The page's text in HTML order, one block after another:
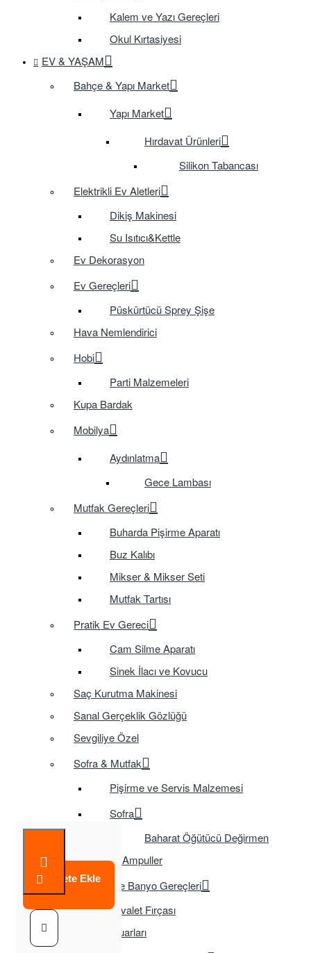
Kalem ve Yazı Gereçleri
Okul Kırtasiyesi
EV & YAŞAM
Bahçe & Yapı Market
Yapı Market
Hırdavat Ürünleri
Silikon Tabancası
Elektrikli Ev Aletleri
Dikiş Makinesi
Su Isıtıcı&Kettle
Ev Dekorasyon
Ev Gereçleri
Püskürtücü Sprey Şişe
Hava Nemlendirici
Hobi
Parti Malzemeleri
Kupa Bardak
Mobilya
Aydınlatma
Gece Lambası
Mutfak Gereçleri
Buharda Pişirme Aparatı
Buz Kalıbı
Mikser & Mikser Seti
Mutfak Tartısı
Pratik Ev Gereci
Cam Silme Aparatı
Sinek İlacı ve Kovucu
Saç Kurutma Makinesi
Sanal Gerçeklik Gözlüğü
Sevgiliye Özel
Sofra & Mutfak
Pişirme ve Servis Malzemesi
Sofra
Baharat Öğütücü Değirmen
Tasarruflu Ampuller
Temizlik ve Banyo Gereçleri
Tuvalet Fırçası
TV Aksesuarları
Sepete Ekle